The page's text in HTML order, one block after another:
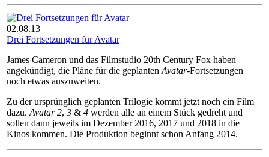
02.08.13
Drei Fortsetzungen für Avatar
James Cameron und das Filmstudio 20th Century Fox haben
angekündigt, die Pläne für die geplanten Avatar-Fortsetzungen
noch etwas auszuweiten.
Zu der ursprünglich geplanten Trilogie kommt jetzt noch ein Film
dazu. Avatar 2, 3 & 4 werden alle an einem Stück gedreht und
sollen dann jeweils im Dezember 2016, 2017 und 2018 in die
Kinos kommen. Die Produktion beginnt schon Anfang 2014.